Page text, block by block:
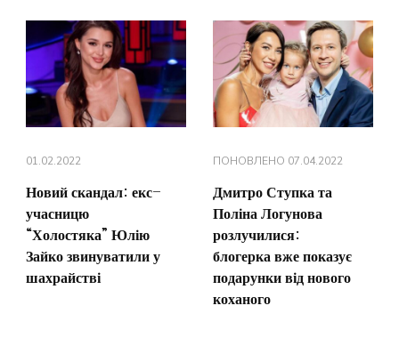
01.02.2022
Новий скандал: екс-
учасницю
“Холостяка” Юлію
Зайко звинуватили у
шахрайстві
ПОНОВЛЕНО 07.04.2022
Дмитро Ступка та
Поліна Логунова
розлучилися:
блогерка вже показує
подарунки від нового
коханого